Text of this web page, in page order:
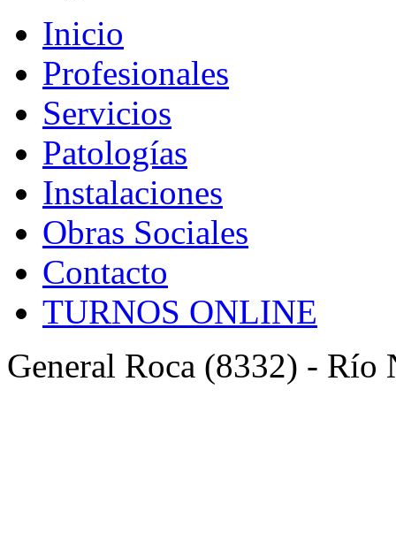
Inicio
Profesionales
Servicios
Patologías
Instalaciones
Obras Sociales
Contacto
TURNOS ONLINE
General Roca (8332) - Río